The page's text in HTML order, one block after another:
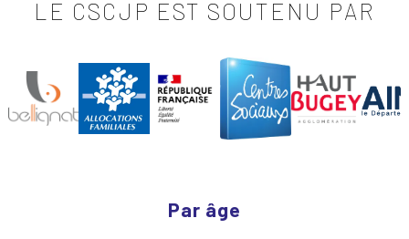
LE CSCJP EST SOUTENU PAR
Par âge